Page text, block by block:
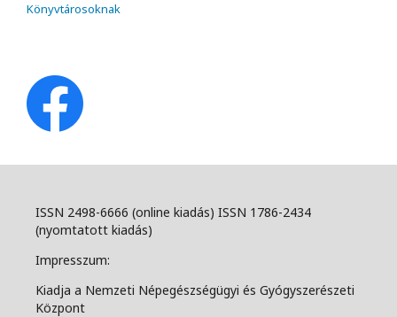
Könyvtárosoknak
ISSN 2498-6666 (online kiadás) ISSN 1786-2434
(nyomtatott kiadás)
Impresszum:
Kiadja a Nemzeti Népegészségügyi és Gyógyszerészeti
Központ